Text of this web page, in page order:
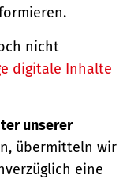
nicht
digitale Inhalte
unserer
übermitteln wir
eine